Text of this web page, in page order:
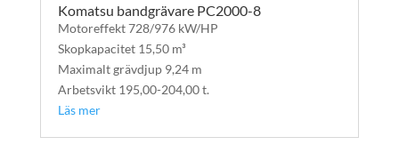
Komatsu bandgrävare PC2000-8
Motoreffekt 728/976 kW/HP
Skopkapacitet 15,50 m³
Maximalt grävdjup 9,24 m
Arbetsvikt 195,00-204,00 t.
Läs mer